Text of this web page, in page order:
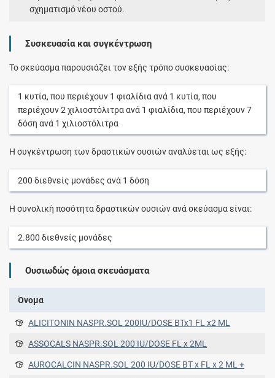
σχηματισμό νέου οστού.
Συσκευασία και συγκέντρωση
Το σκεύασμα παρουσιάζει τον εξής τρόπο συσκευασίας:
1 κυτία, που περιέχουν 1 φιαλίδιαανά 1 κυτία, που
περιέχουν2 χιλιοστόλιτραανά 1 φιαλίδια, που περιέχουν7
δόση ανά 1 χιλιοστόλιτρα
Η συγκέντρωση των δραστικών ουσιών αναλύεται ως εξής:
200 διεθνείς μονάδες ανά 1 δόση
Η συνολική ποσότητα δραστικών ουσιών ανά σκεύασμα είναι:
2.800 διεθνείς μονάδες
Ουσιωδώς όμοια σκευάσματα
Όνομα
ALICITONIN NASPR.SOL 200IU/DOSE BTx1 FL x2 ML
ASSOCALS NASPR.SOL 200 IU/DOSE FL x 2ML
AUROCALCIN NASPR.SOL 200 IU/DOSE BT x FL x 2 ML +